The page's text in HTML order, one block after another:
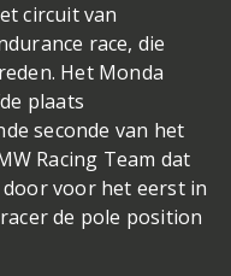
circuit van
race, die
Het Monda
plaats
seconde van het
Racing Team dat
voor het eerst in
de pole position